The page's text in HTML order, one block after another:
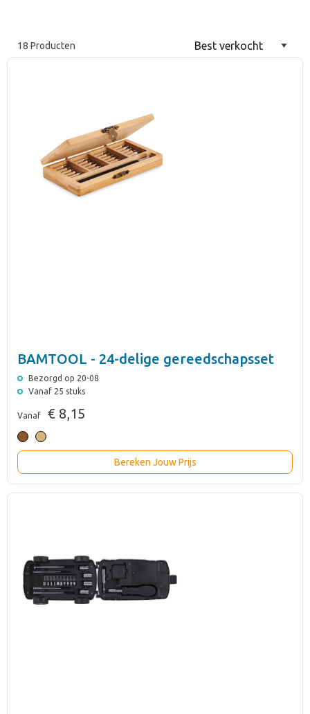
18 Producten
BAMTOOL - 24-delige gereedschapsset
Bezorgd op 20-08
Vanaf 25 stuks
Vanaf € 8,15
Bereken Jouw Prijs